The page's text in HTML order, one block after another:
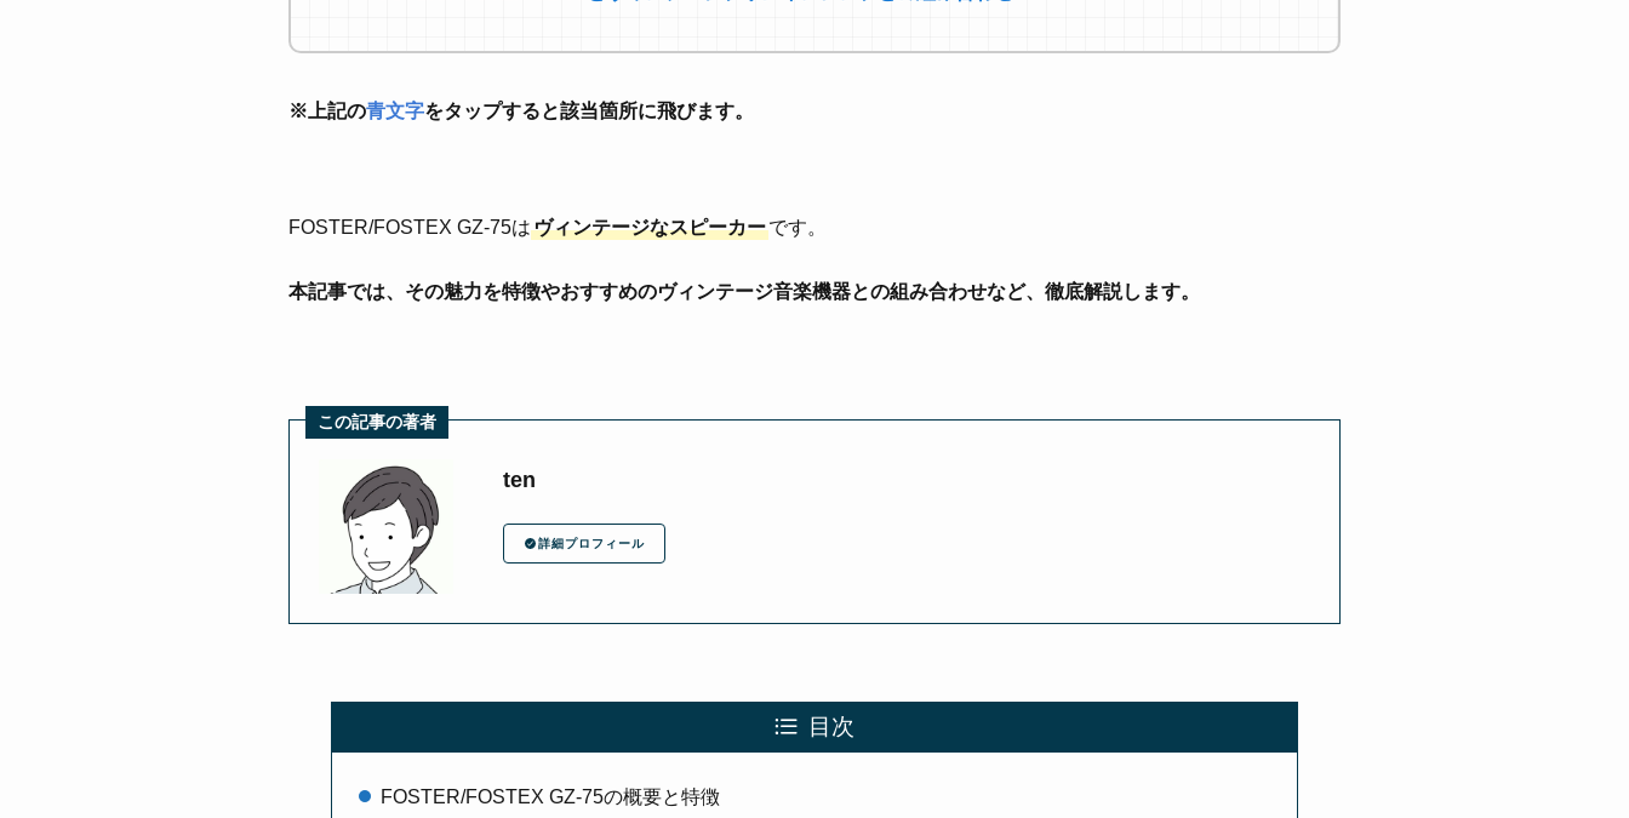
※上記の青文字をタップすると該当箇所に飛びます。
FOSTER/FOSTEX GZ-75はヴィンテージなスピーカーです。
本記事では、その魅力を特徴やおすすめのヴィンテージ音楽機器との組み合わせなど、徹底解説します。
この記事の著者
ten
詳細プロフィール
目次
FOSTER/FOSTEX GZ-75の概要と特徴